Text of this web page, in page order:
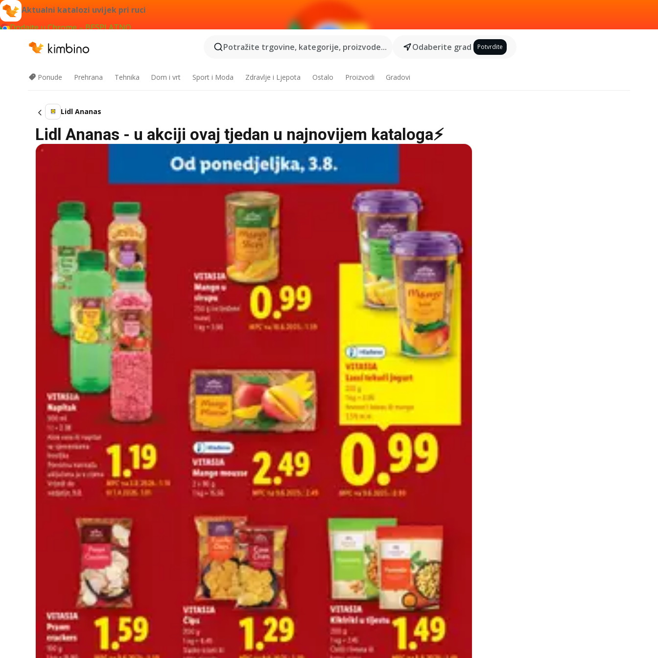
Aktualni katalozi uvijek pri ruci
Dodajte u Chrome – BESPLATNO
Potražite trgovine, kategorije, proizvode...
Odaberite grad Potvrdite
Ponude Prehrana Tehnika Dom i vrt Sport i Moda Zdravlje i Ljepota Ostalo Proizvodi Gradovi
Lidl Ananas
Lidl Ananas - u akciji ovaj tjedan u najnovijem kataloga⚡